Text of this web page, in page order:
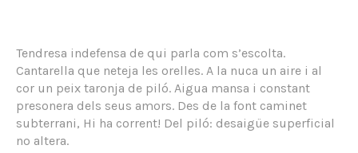
Tendresa indefensa de qui parla com s’escolta.
Cantarella que neteja les orelles. A la nuca un aire i al
cor un peix taronja de piló. Aigua mansa i constant
presonera dels seus amors. Des de la font caminet
subterrani, Hi ha corrent! Del piló: desaigüe superficial
no altera.